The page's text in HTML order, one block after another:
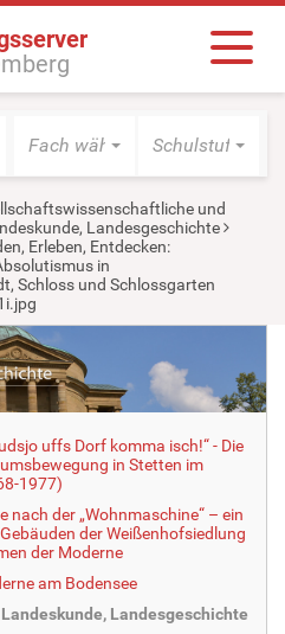
Fach wählen Schulstufe
und
Landesgeschichte
Erleben, Entdecken:
in
Schloss und Schlossgarten
uffs Dorf komma isch!“ - Die
in Stetten im
1977)
nach der „Wohnmaschine“ – ein
der Weißenhofsiedlung
der Moderne
am Bodensee
Landeskunde, Landesgeschichte